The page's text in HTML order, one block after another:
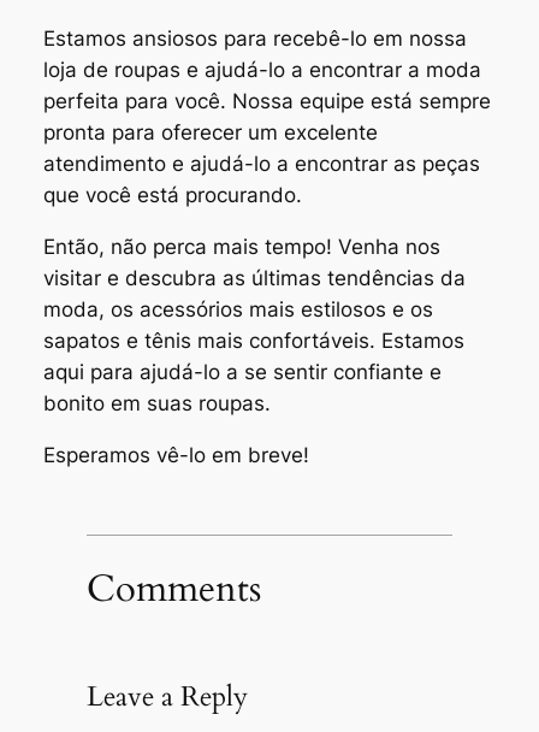
Estamos ansiosos para recebê-lo em nossa
loja de roupas e ajudá-lo a encontrar a moda
perfeita para você. Nossa equipe está sempre
pronta para oferecer um excelente
atendimento e ajudá-lo a encontrar as peças
que você está procurando.
Então, não perca mais tempo! Venha nos
visitar e descubra as últimas tendências da
moda, os acessórios mais estilosos e os
sapatos e tênis mais confortáveis. Estamos
aqui para ajudá-lo a se sentir confiante e
bonito em suas roupas.
Esperamos vê-lo em breve!
Comments
Leave a Reply